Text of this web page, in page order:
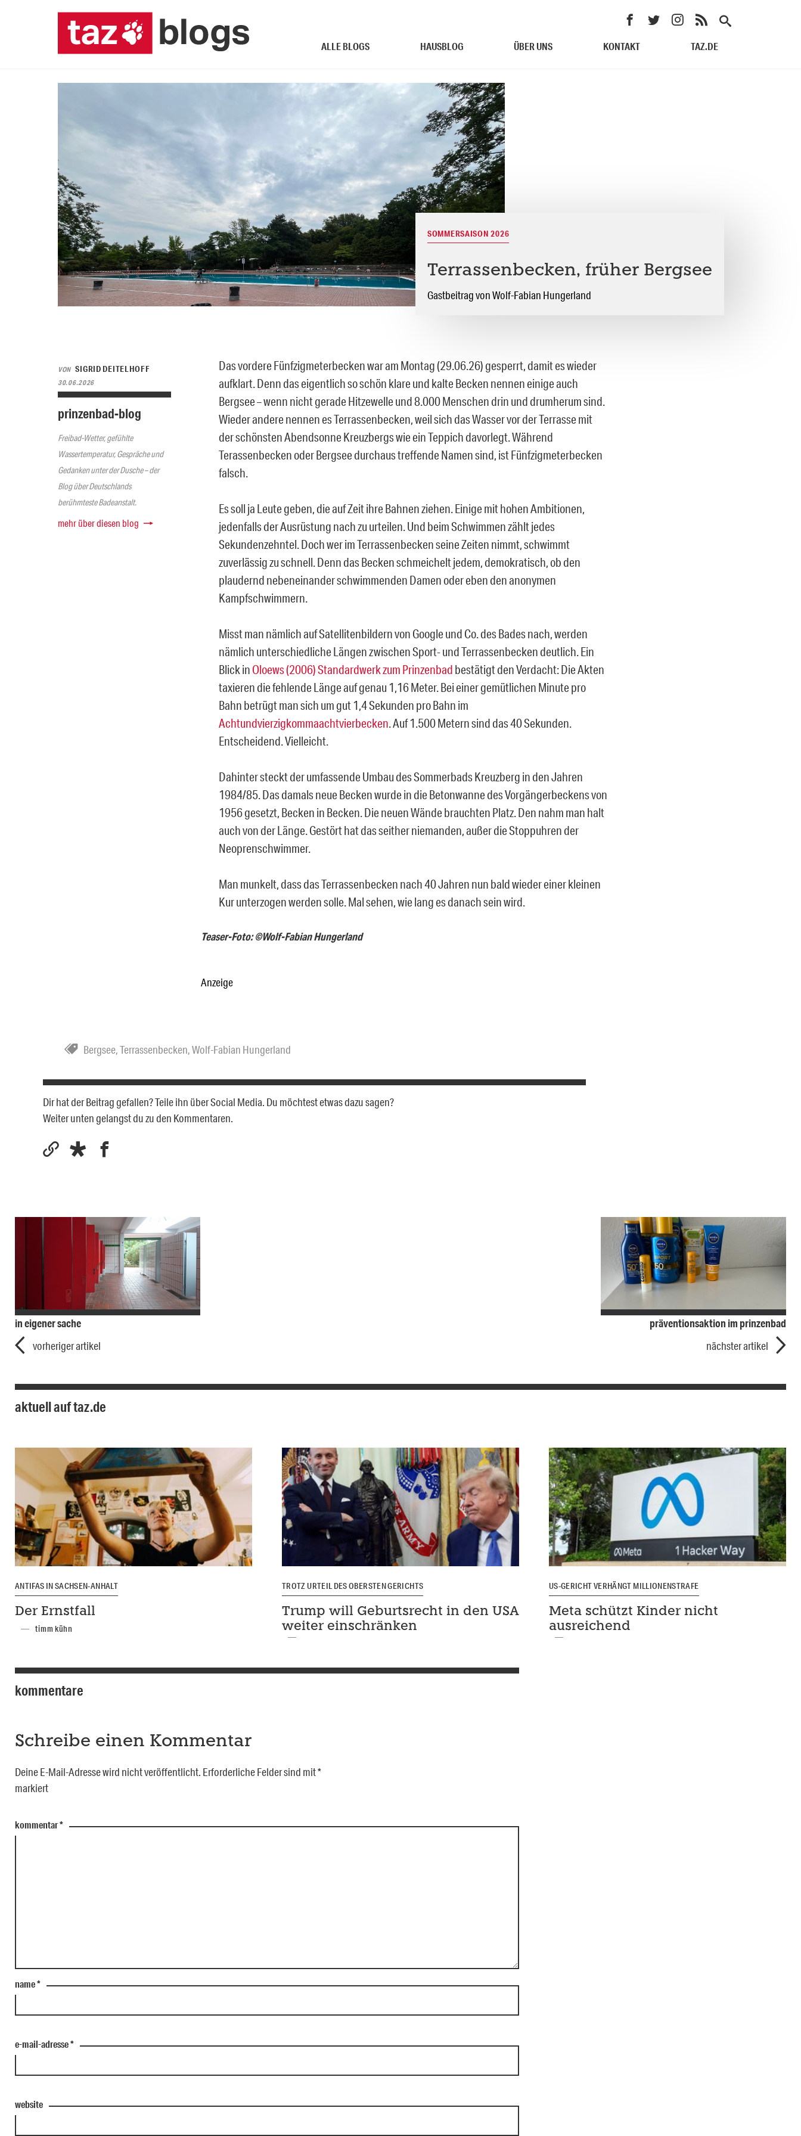
ALLE BLOGS HAUSBLOG ÜBER UNS KONTAKT TAZ.DE
SOMMERSAISON 2026
Terrassenbecken, früher Bergsee
Gastbeitrag von Wolf-Fabian Hungerland
VON SIGRID DEITELHOFF
30.06.2026
prinzenbad-blog
Freibad-Wetter, gefühlte
Wassertemperatur, Gespräche und
Gedanken unter der Dusche – der
Blog über Deutschlands
berühmteste Badeanstalt.
mehr über diesen blog
Das vordere Fünfzigmeterbecken war am Montag (29.06.26) gesperrt, damit es wieder
aufklart. Denn das eigentlich so schön klare und kalte Becken nennen einige auch
Bergsee – wenn nicht gerade Hitzewelle und 8.000 Menschen drin und drumherum sind.
Wieder andere nennen es Terrassenbecken, weil sich das Wasser vor der Terrasse mit
der schönsten Abendsonne Kreuzbergs wie ein Teppich davorlegt. Während
Terassenbecken oder Bergsee durchaus treffende Namen sind, ist Fünfzigmeterbecken
falsch.
Es soll ja Leute geben, die auf Zeit ihre Bahnen ziehen. Einige mit hohen Ambitionen,
jedenfalls der Ausrüstung nach zu urteilen. Und beim Schwimmen zählt jedes
Sekundenzehntel. Doch wer im Terrassenbecken seine Zeiten nimmt, schwimmt
zuverlässig zu schnell. Denn das Becken schmeichelt jedem, demokratisch, ob den
plaudernd nebeneinander schwimmenden Damen oder eben den anonymen
Kampfschwimmern.
Misst man nämlich auf Satellitenbildern von Google und Co. des Bades nach, werden
nämlich unterschiedliche Längen zwischen Sport- und Terrassenbecken deutlich. Ein
Blick in Oloews (2006) Standardwerk zum Prinzenbad bestätigt den Verdacht: Die Akten
taxieren die fehlende Länge auf genau 1,16 Meter. Bei einer gemütlichen Minute pro
Bahn betrügt man sich um gut 1,4 Sekunden pro Bahn im
Achtundvierzigkommaachtvierbecken. Auf 1.500 Metern sind das 40 Sekunden.
Entscheidend. Vielleicht.
Dahinter steckt der umfassende Umbau des Sommerbads Kreuzberg in den Jahren
1984/85. Das damals neue Becken wurde in die Betonwanne des Vorgängerbeckens von
1956 gesetzt, Becken in Becken. Die neuen Wände brauchten Platz. Den nahm man halt
auch von der Länge. Gestört hat das seither niemanden, außer die Stoppuhren der
Neoprenschwimmer.
Man munkelt, dass das Terrassenbecken nach 40 Jahren nun bald wieder einer kleinen
Kur unterzogen werden solle. Mal sehen, wie lang es danach sein wird.
Teaser-Foto: ©Wolf-Fabian Hungerland
Anzeige
Bergsee,Terrassenbecken,Wolf-Fabian Hungerland
Dir hat der Beitrag gefallen? Teile ihn über Social Media. Du möchtest etwas dazu sagen?
Weiter unten gelangst du zu den Kommentaren.
in eigener sache
vorheriger artikel
präventionsaktion im prinzenbad
nächster artikel
aktuell auf taz.de
ANTIFAS IN SACHSEN-ANHALT
Der Ernstfall
timm kühn
TROTZ URTEIL DES OBERSTEN GERICHTS
Trump will Geburtsrecht in den USA
weiter einschränken
US-GERICHT VERHÄNGT MILLIONENSTRAFE
Meta schützt Kinder nicht
ausreichend
kommentare
Schreibe einen Kommentar
Deine E-Mail-Adresse wird nicht veröffentlicht. Erforderliche Felder sind mit*
markiert
kommentar*
name*
e-mail-adresse*
website